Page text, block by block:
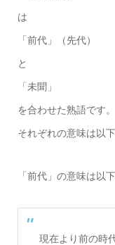
は
「前代」（先代）
と
「未聞」
を合わせた熟語です。
それぞれの意味は以下
「前代」の意味は以下
現在より前の時